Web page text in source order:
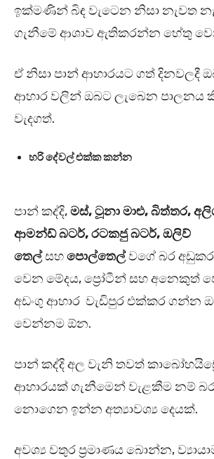
ඉක්මණින් බිඳ වැටෙන නිසා නැවත
ගැනීමේ ආශාව ඇතිකරන්න හේතු
ඒ නිසා පාන් ආහාරයට ගත් දිනවලදී
ආහාර වලින් ඔබට ලැබෙන පාලනය
වැදගත්.
හරි දේවල් එක්ක කන්න
පාන් කද්දි,මස්, ටූනා මාළු, බිත්තර,
ආමන්ඩ් බටර්, රටකජු බටර්, ඔලිව්
තෙල්සහපොල්තෙල්වගේ බර
වෙන මේදය, ප්‍රෝටීන් සහ අනෙකුත්
අඩංගු ආහාර වැඩිපුර එක්කර ගන්න
වෙන්නම ඕන.
පාන් කද්දි අල වැනි තවත්
ආහාරයක් ගැනීමෙන් වැළකීම නම්
නොගෙන ඉන්න අත්‍යාවශ්‍ය දෙයක්.
අවශ්‍ය වතුර ප්‍රමාණය බොන්න,